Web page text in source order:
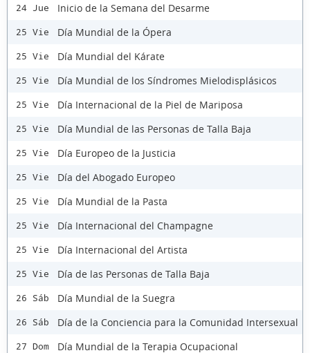
24 Jue Inicio de la Semana del Desarme
25 Vie Día Mundial de la Ópera
25 Vie Día Mundial del Kárate
25 Vie Día Mundial de los Síndromes Mielodisplásicos
25 Vie Día Internacional de la Piel de Mariposa
25 Vie Día Mundial de las Personas de Talla Baja
25 Vie Día Europeo de la Justicia
25 Vie Día del Abogado Europeo
25 Vie Día Mundial de la Pasta
25 Vie Día Internacional del Champagne
25 Vie Día Internacional del Artista
25 Vie Día de las Personas de Talla Baja
26 Sáb Día Mundial de la Suegra
26 Sáb Día de la Conciencia para la Comunidad Intersexual
27 Dom Día Mundial de la Terapia Ocupacional